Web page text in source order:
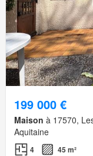
199 000 €
Maison à 17570,
Aquitaine
4 45 m²